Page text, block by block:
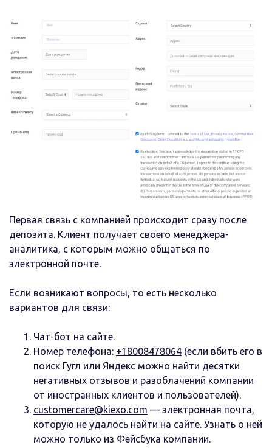
Первая связь с компанией происходит сразу после
депозита. Клиент получает своего менеджера-
аналитика, с которым можно общаться по
электронной почте.
Если возникают вопросы, то есть несколько
вариантов для связи:
Чат-бот на сайте.
Номер телефона: +18008478064 (если вбить его в
поиск Гугл или Яндекс можно найти десятки
негативных отзывов и разоблачений компании
от иностранных клиентов и пользователей).
customercare@kiexo.com — электронная почта,
которую не удалось найти на сайте. Узнать о ней
можно только из Фейсбука компании.